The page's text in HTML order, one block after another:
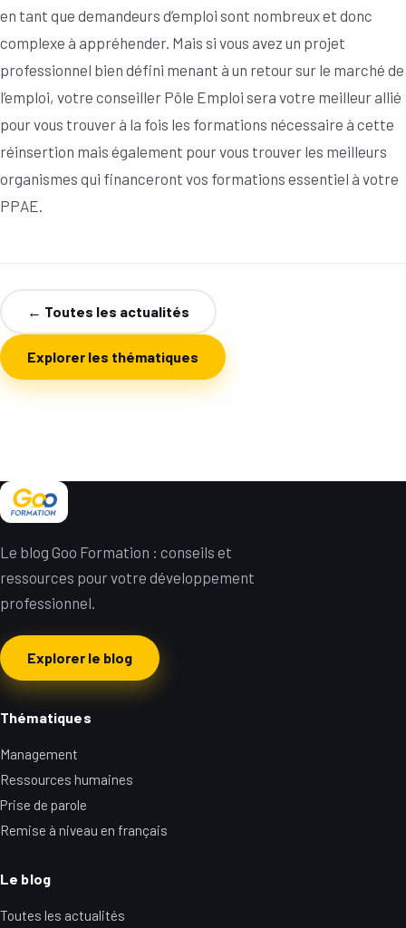
en tant que demandeurs d’emploi sont nombreux et donc
complexe à appréhender. Mais si vous avez un projet
professionnel bien défini menant à un retour sur le marché de
l’emploi, votre conseiller Pôle Emploi sera votre meilleur allié
pour vous trouver à la fois les formations nécessaire à cette
réinsertion mais également pour vous trouver les meilleurs
organismes qui financeront vos formations essentiel à votre
PPAE.
← Toutes les actualités
Explorer les thématiques
Le blog Goo Formation : conseils et
ressources pour votre développement
professionnel.
Explorer le blog
Thématiques
Management
Ressources humaines
Prise de parole
Remise à niveau en français
Le blog
Toutes les actualités